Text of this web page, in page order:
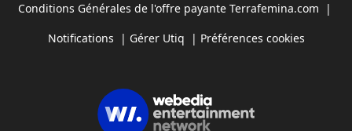
Conditions Générales de l'offre payante Terrafemina.com |
Notifications | Gérer Utiq | Préférences cookies